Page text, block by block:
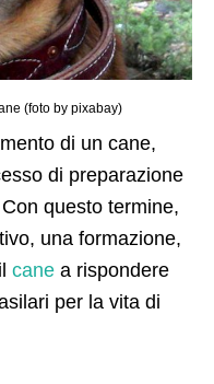
(foto by pixabay)
di un cane,
di preparazione
questo termine,
una formazione,
cane a rispondere
per la vita di